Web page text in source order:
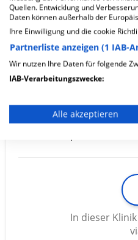
Osterfelder Straße 157
In dieser
Quellen. Entwicklung und
Daten können außerhalb der
Ihre Einwilligung und die cookie
Partnerliste anzeigen (1 IAB-
Wir nutzen Ihre Daten für folgende
IAB-Verarbeitungszwecke:
Verwendung reduzierter
Verwendung von Profilen
Erstellung von Profilen zur
Verwendung von Profilen
Alle akzeptieren